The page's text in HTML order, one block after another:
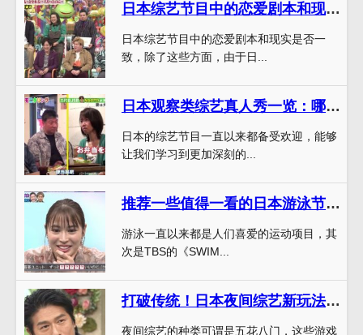
日本综艺节目中的恋爱剧本和现实是否一致？
日本综艺节目中的恋爱剧本和现实是否一
致，除了这些方面，由于日...
日本观察类综艺真人秀一览：哪些节目是您的菜？
日本的综艺节目一直以来都备受欢迎，能够
让我们学习到更加深刻的...
推荐一些值得一看的日本游泳节目栏目
游泳一直以来都是人们喜爱的运动项目，其
次是TBS的《SWIM...
打破传统！日本夜间综艺新玩法：拉下拉链竞赛
夜间综艺的种类可谓是五花八门，这些游戏